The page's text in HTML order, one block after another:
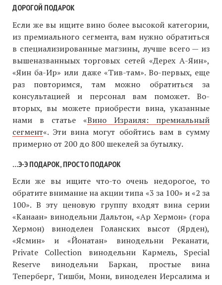
ДОРОГОЙ ПОДАРОК
Если же вы ищите вино более высокой категории,
из премиального сегмента, вам нужно обратиться
в специализированные магзины, лучше всего — из
вышеназванныых торговых сетей «Дерех А-Яин»,
«Яин ба-Ир» или даже «Тив-там». Во-первых, еще
раз повторимся, там можно обратиться за
консультацией и персонал вам поможет. Во-
вторых, вы можете приобрести вина, указанные
нами в статье «Вино Израиля: премиальный
сегмент«. Эти вина могут обойтись вам в сумму
примерно от 200 до 800 шекелей за бутылку.
…Э-Э ПОДАРОК, ПРОСТО ПОДАРОК
Если же вы ищите что-то очень недорогое, то
обратите внимание на акции типа «3 за 100» и «2 за
100». В эту ценовую группу входят вина серии
«Канаан» винодельни Дальтон, «Ар Хермон» (гора
Хермон) виноделен Голанских высот (Ярден),
«Ясмин» и «Йонатан» винодельни Реканати,
Private Collection винодельни Кармель, Special
Reserve винодельни Баркан, простые вина
Теперберг, Тишби, Мони, виноделен Иерсалима и